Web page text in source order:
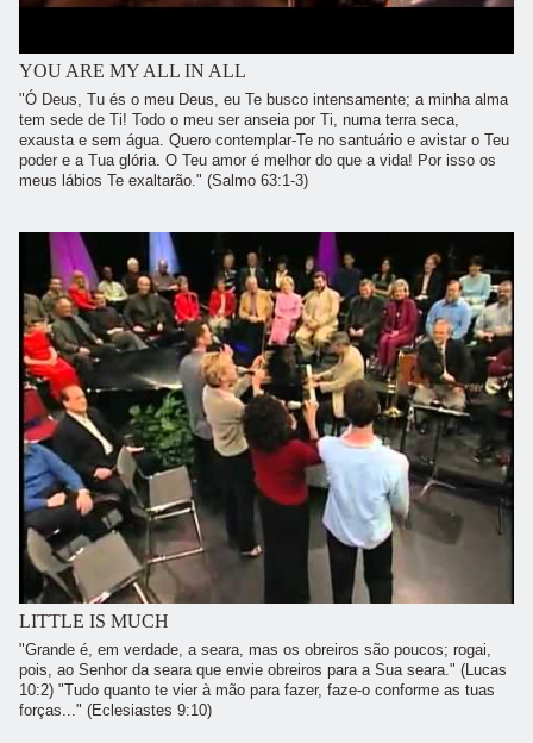
YOU ARE MY ALL IN ALL
"Ó Deus, Tu és o meu Deus, eu Te busco intensamente; a minha alma
tem sede de Ti! Todo o meu ser anseia por Ti, numa terra seca,
exausta e sem água. Quero contemplar-Te no santuário e avistar o Teu
poder e a Tua glória. O Teu amor é melhor do que a vida! Por isso os
meus lábios Te exaltarão." (Salmo 63:1-3)
LITTLE IS MUCH
"Grande é, em verdade, a seara, mas os obreiros são poucos; rogai,
pois, ao Senhor da seara que envie obreiros para a Sua seara." (Lucas
10:2) "Tudo quanto te vier à mão para fazer, faze-o conforme as tuas
forças..." (Eclesiastes 9:10)